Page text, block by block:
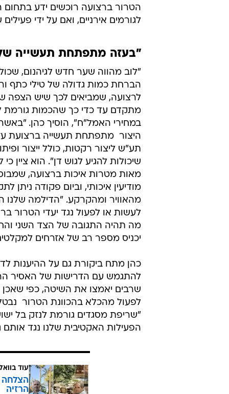
"חלק מהיכולות המבצעיות של
הטרור ברצועה רוכשים ידע
לגורמים אירניים, ואם על ידי
"בעזה מתפתחת תעשייה
"לוב מהווה שער חדש לגיהנום,
הברחת כמות גדולה של טילי כתף
לרצועה, שמביאים לכך שיש הצפה
מתקדם עד כדי כך שהכמות גורמת
במחירי האמל"ח", הוסיך כהן.
היצור  מתפתחת תעשייה ברצועת
תע"ש ליצור רקטות, כולל ייצור
שיכולות להגיע לגוש דן". הוא ציין
מאות מטרות איכות ברצועה,
מודיעין איכותי, וביום פקודה ניתן
מהאוויר ומהקרקע. "הדילמה שלנו
לעשות או לפעול נגד יעדי הטרור
מה תהיה התגובה של הצד השני
כהן מתח ביקורת גם על ההיענות
להתגמש עם הדרישות של האסיר